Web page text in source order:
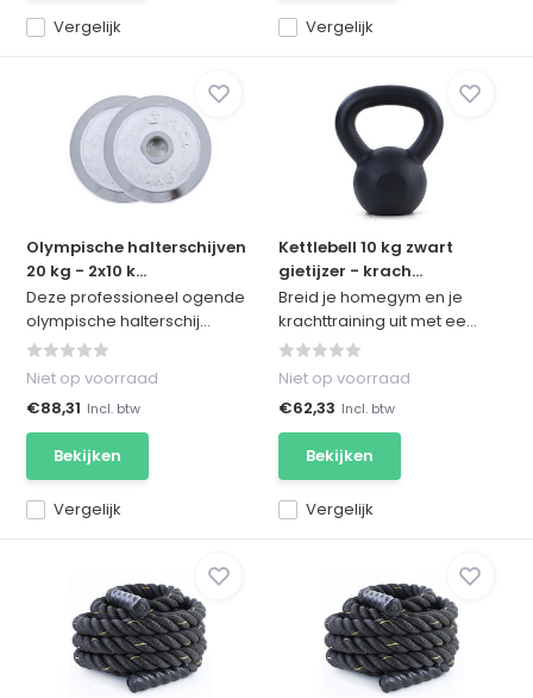
Vergelijk Vergelijk
Olympische halterschijven
20 kg - 2x10 k...
Deze professioneel ogende
olympische halterschij...
Vergelijk
Niet op voorraad
€88,31 Incl. btw
Bekijken
Kettlebell 10 kg zwart
gietijzer - krach...
Breid je homegym en je
krachttraining uit met ee...
Vergelijk
Niet op voorraad
€62,33 Incl. btw
Bekijken